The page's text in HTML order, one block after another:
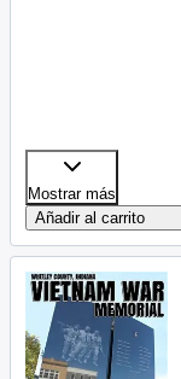
Mostrar más
Añadir al carrito